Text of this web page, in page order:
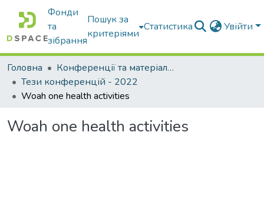
Фонди
та
зібрання
Пошук за
критеріями
Статистика Увійти
Головна
Конференції та матеріали конференцій
Тези конференцій - 2022
Woah one health activities
Woah one health activities